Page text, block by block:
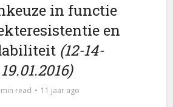
in functie
en
(12-14-
19.01.2016)
read 11 jaar ago